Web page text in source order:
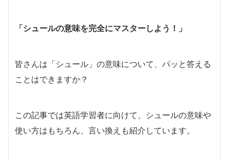
「シュールの意味を完全にマスターしよう！」
皆さんは「シュール」の意味について、パッと答える
ことはできますか？
この記事では英語学習者に向けて、シュールの意味や
使い方はもちろん、言い換えも紹介しています。